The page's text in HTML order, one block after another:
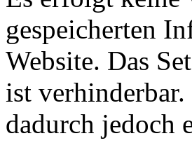
gespeicherten
Website. Das
ist
dadurch jedoch